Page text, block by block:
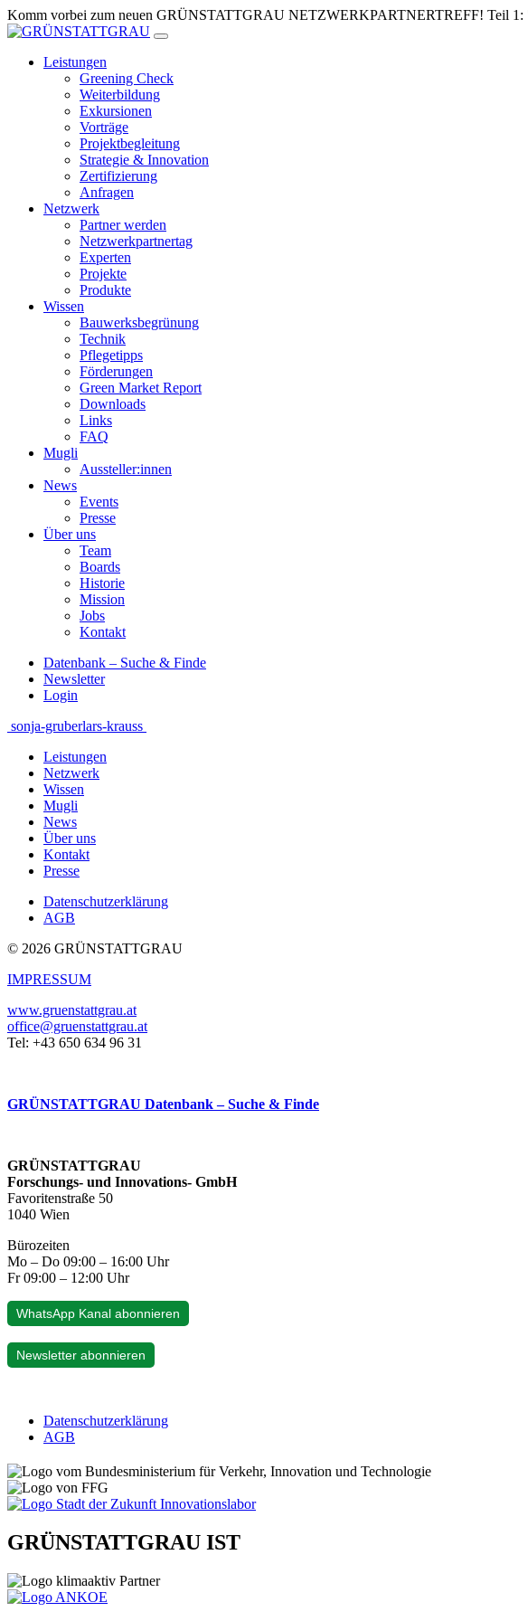
Zum
Inhalt
Komm vorbei zum neuen GRÜNSTATTGRAU NETZWERKPARTNERTREFF! Teil 1:
Leistungen
Greening Check
Weiterbildung
Exkursionen
Vorträge
Projektbegleitung
Strategie & Innovation
Zertifizierung
Anfragen
Netzwerk
Partner werden
Netzwerkpartnertag
Experten
Projekte
Produkte
Wissen
Bauwerksbegrünung
Technik
Pflegetipps
Förderungen
Green Market Report
Downloads
Links
FAQ
Mugli
Aussteller:innen
News
Events
Presse
Über uns
Team
Boards
Historie
Mission
Jobs
Kontakt
Datenbank – Suche & Finde
Newsletter
Login
Beitragsnavigation
sonja-gruberlars-krauss
Leistungen
Netzwerk
Wissen
Mugli
News
Über uns
Kontakt
Presse
Datenschutzerklärung
AGB
© 2026 GRÜNSTATTGRAU
IMPRESSUM
www.gruenstattgrau.at
office@gruenstattgrau.at
Tel: +43 650 634 96 31
GRÜNSTATTGRAU Datenbank – Suche & Finde
GRÜNSTATTGRAU
Forschungs- und Innovations- GmbH
Favoritenstraße 50
1040 Wien
Bürozeiten
Mo – Do 09:00 – 16:00 Uhr
Fr 09:00 – 12:00 Uhr
WhatsApp Kanal abonnieren
Newsletter abonnieren
Datenschutzerklärung
AGB
GRÜNSTATTGRAU IST